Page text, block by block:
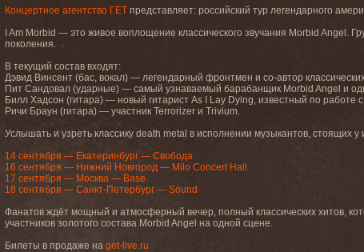
Концертное агентство ГЕТ представляет: российский тур легендарного
I Am Morbid — это живое воплощение классического звучания Morbid
поколения.
В текущий состав входят:
Дэвид Винсент (бас, вокал) — легендарный фронтмен и со-автор
Пит Сандовал (ударные) — самый узнаваемый барабанщик Morbid Angel и
Билл Хадсон (гитара) — новый гитарист As I Lay Dying, известный по работе
Ричи Браун (гитара) — участник Terrorizer и Trivium.
Услышать и узреть классику death metal в исполнении музыкантов, стоящих
14 сентября — Екатеринбург — Свобода
16 сентября — Нижний Новгород — Milo Concert Hall
17 сентября — Москва — Base
18 сентября — Санкт-Петербург — Sound
Фанатов ждёт мощный и атмосферный вечер, полный классических хитов,
участников золотого состава Morbid Angel на одной сцене.
Билеты в продаже на get-live.ru